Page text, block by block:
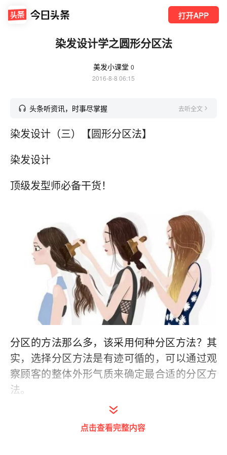
打开APP
染发设计学之圆形分区法
美发小课堂 0
2016-8-8 06:15
头条听资讯，时事尽掌握 去听全文
染发设计（三）【圆形分区法】
染发设计
顶级发型师必备干货！
分区的方法那么多，该采用何种分区方法？其
实，选择分区方法是有迹可循的，可以通过观
察顾客的整体外形气质来确定最合适的分区方
法。
点击查看完整内容